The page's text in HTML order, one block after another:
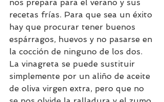
nos prepara para el verano y sus
recetas frías. Para que sea un éxito
hay que procurar tener buenos
espárragos, huevos y no pasarse en
la cocción de ninguno de los dos.
La vinagreta se puede sustituir
simplemente por un aliño de aceite
de oliva virgen extra, pero que no